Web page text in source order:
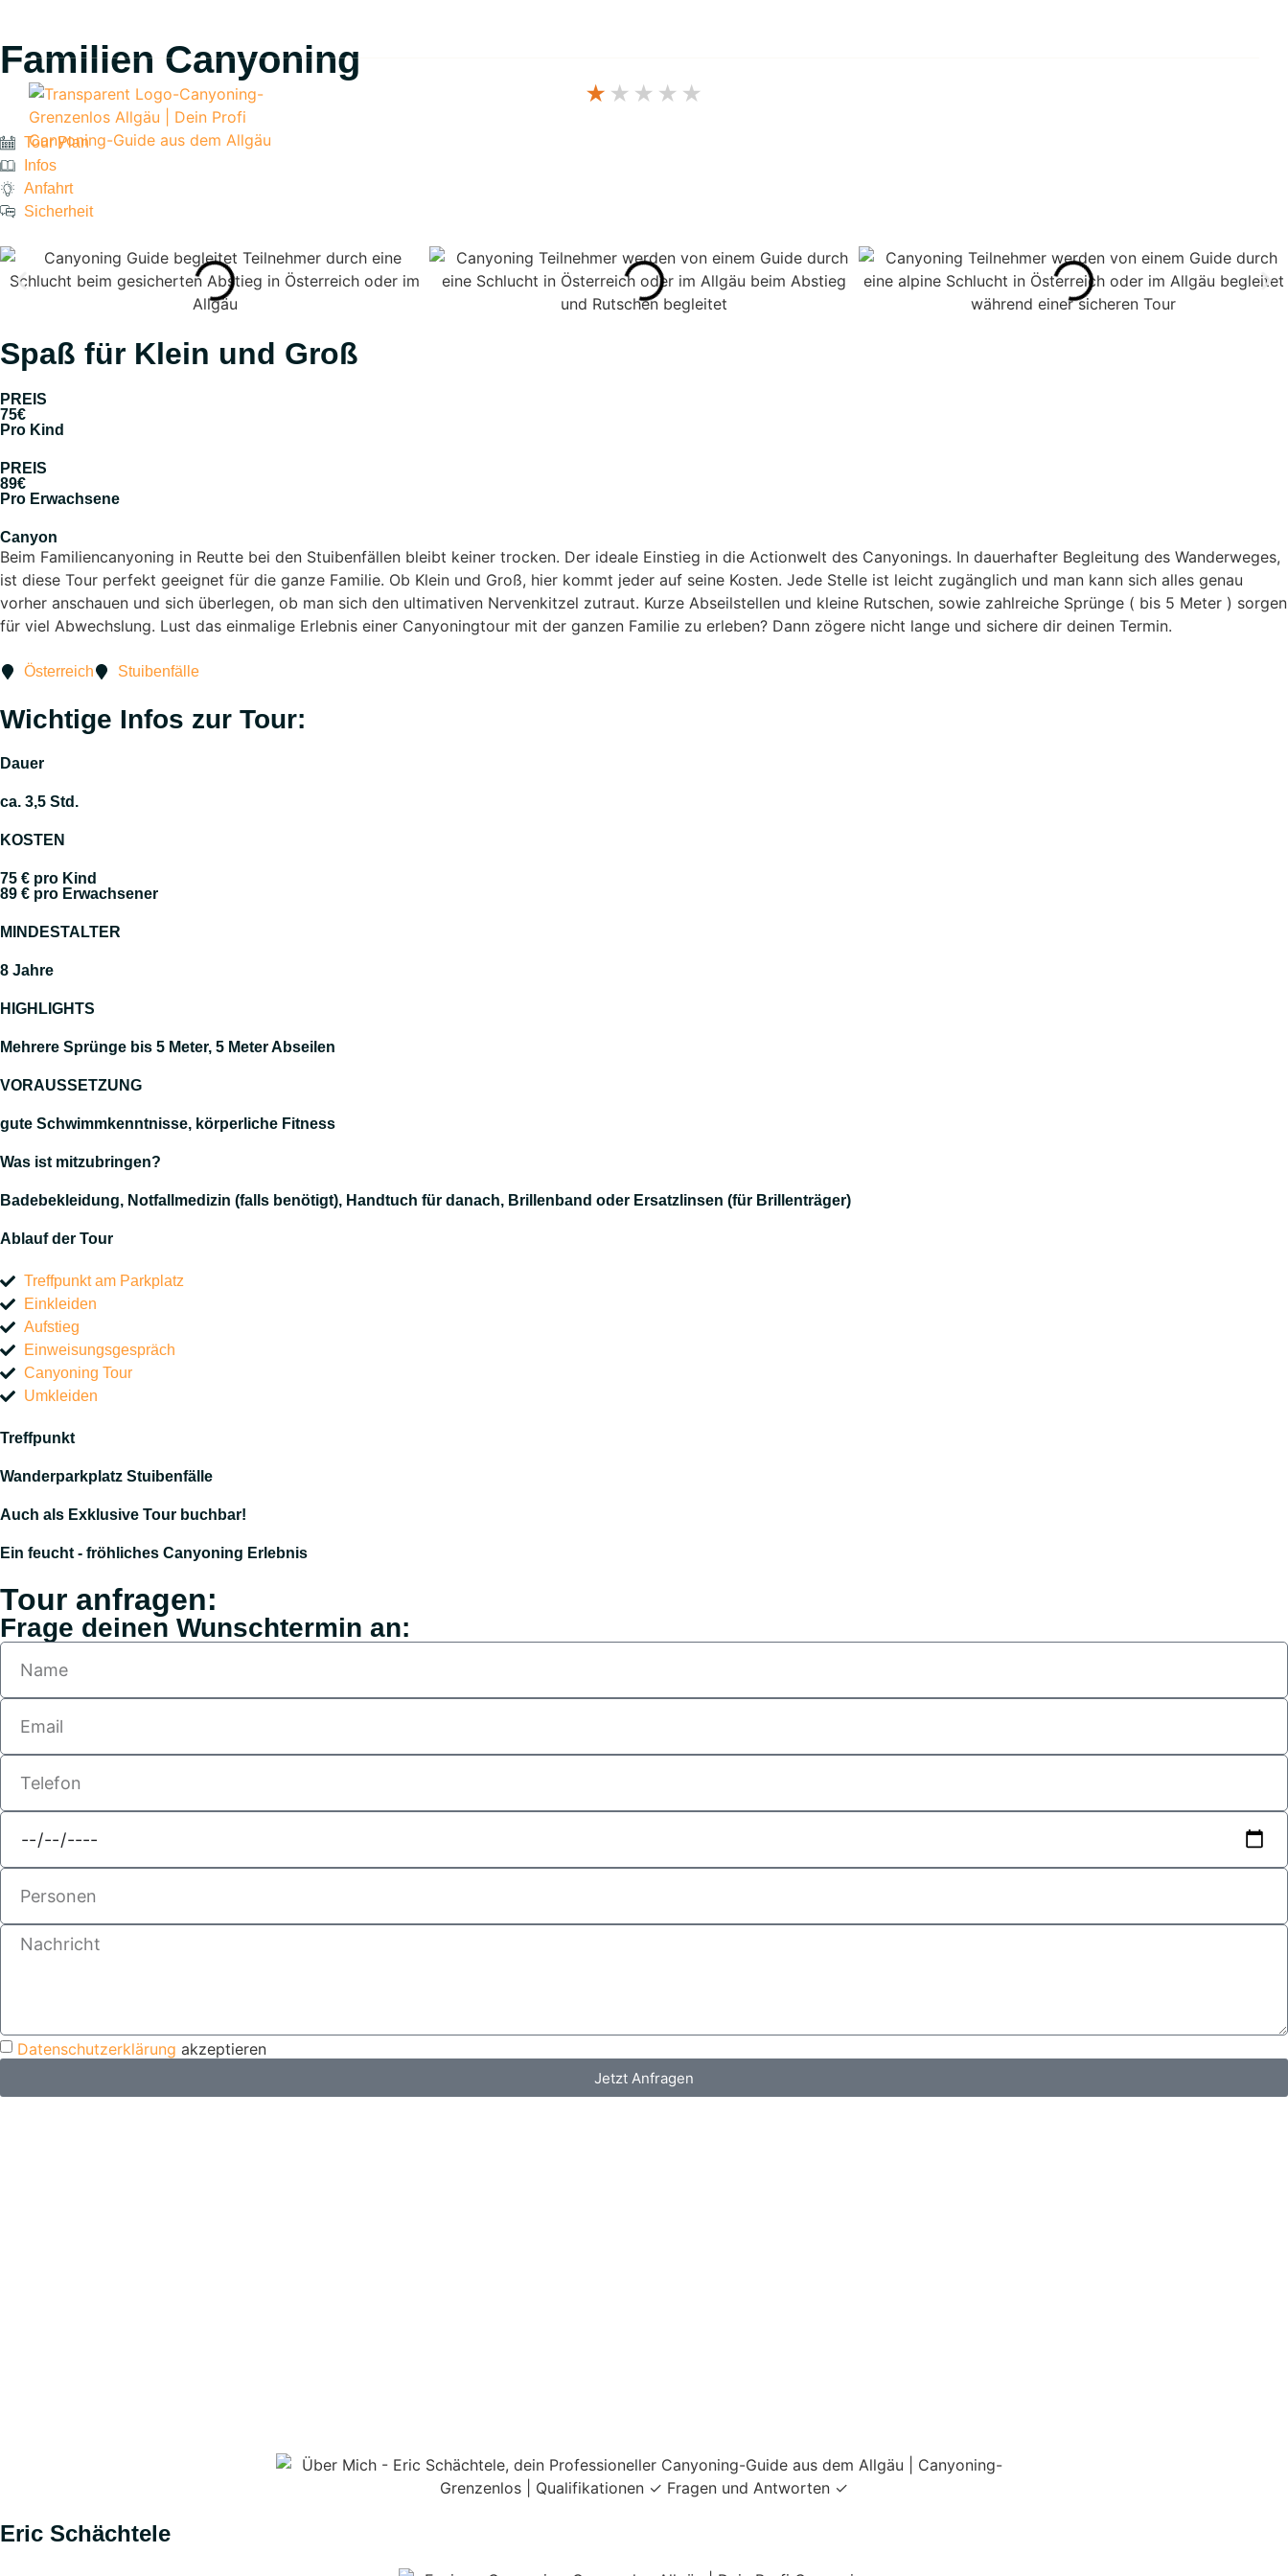
Familien Canyoning
★ ★ ★ ★ ★
Tour Plan
Infos
Anfahrt
Sicherheit
Spaß für Klein und Groß
PREIS
75€
Pro Kind
PREIS
89€
Pro Erwachsene
Canyon
Beim Familiencanyoning in Reutte bei den Stuibenfällen bleibt keiner trocken. Der ideale Einstieg in die Actionwelt des Canyonings. In dauerhafter Begleitung des Wanderweges,
ist diese Tour perfekt geeignet für die ganze Familie. Ob Klein und Groß, hier kommt jeder auf seine Kosten. Jede Stelle ist leicht zugänglich und man kann sich alles genau
vorher anschauen und sich überlegen, ob man sich den ultimativen Nervenkitzel zutraut. Kurze Abseilstellen und kleine Rutschen, sowie zahlreiche Sprünge ( bis 5 Meter ) sorgen
für viel Abwechslung. Lust das einmalige Erlebnis einer Canyoningtour mit der ganzen Familie zu erleben? Dann zögere nicht lange und sichere dir deinen Termin.
Österreich Stuibenfälle
Wichtige Infos zur Tour:
Dauer
ca. 3,5 Std.
KOSTEN
75 € pro Kind
89 € pro Erwachsener
MINDESTALTER
8 Jahre
HIGHLIGHTS
Mehrere Sprünge bis 5 Meter, 5 Meter Abseilen
VORAUSSETZUNG
gute Schwimmkenntnisse, körperliche Fitness
Was ist mitzubringen?
Badebekleidung, Notfallmedizin (falls benötigt), Handtuch für danach, Brillenband oder Ersatzlinsen (für Brillenträger)
Ablauf der Tour
Treffpunkt am Parkplatz
Einkleiden
Aufstieg
Einweisungsgespräch
Canyoning Tour
Umkleiden
Treffpunkt
Wanderparkplatz Stuibenfälle
Auch als Exklusive Tour buchbar!
Ein feucht - fröhliches Canyoning Erlebnis
Tour anfragen:
Frage deinen Wunschtermin an:
Datenschutzerklärung akzeptieren
Jetzt Anfragen
Eric Schächtele